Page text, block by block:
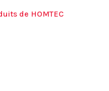
de HOMTEC